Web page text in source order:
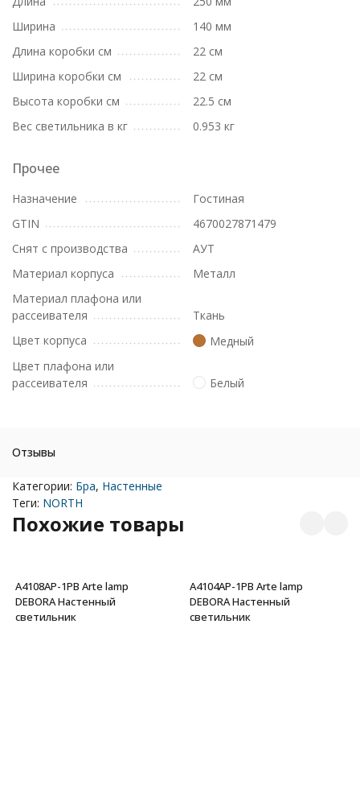
Ширина
140 мм
Длина коробки см
22 см
Ширина коробки см
22 см
Высота коробки см
22.5 см
Вес светильника в кг
0.953 кг
Прочее
Назначение
Гостиная
GTIN
4670027871479
Снят с производства
АУТ
Материал корпуса
Металл
Материал плафона или
рассеивателя
Ткань
Цвет корпуса
Медный
Цвет плафона или
рассеивателя
Белый
Отзывы
Категории: Бра, Настенные
Теги: NORTH
Похожие товары
A4108AP-1PB Arte lamp
DEBORA Настенный
светильник
A4104AP-1PB Arte lamp
DEBORA Настенный
светильник